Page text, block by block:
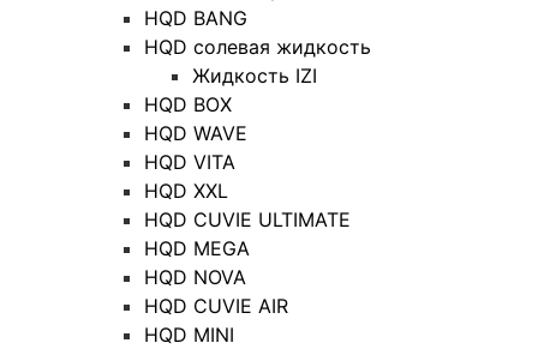
HQD BANG
HQD солевая жидкость
Жидкость IZI
HQD BOX
HQD WAVE
HQD VITA
HQD XXL
HQD CUVIE ULTIMATE
HQD MEGA
HQD NOVA
HQD CUVIE AIR
HQD MINI